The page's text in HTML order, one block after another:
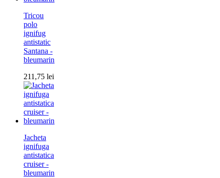
Tricou
polo
ignifug
antistatic
Santana -
bleumarin
211,75 lei
Jacheta
ignifuga
antistatica
cruiser -
bleumarin